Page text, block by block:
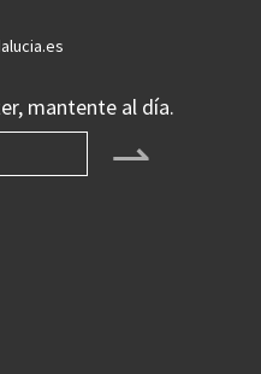
mantente al día.
⇀